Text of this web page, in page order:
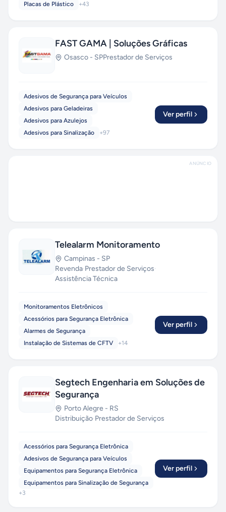
Placas de Plástico
+43
FAST GAMA | Soluções Gráficas
Osasco - SPPrestador de Serviços
Adesivos de Segurança para Veículos
Adesivos para Geladeiras
Adesivos para Azulejos
Adesivos para Sinalização
+97
Ver perfil
ANÚNCIO
Telealarm Monitoramento
Campinas - SP
Revenda·Prestador de Serviços·
Assistência Técnica
Monitoramentos Eletrônicos
Acessórios para Segurança Eletrônica
Alarmes de Segurança
Instalação de Sistemas de CFTV
+14
Ver perfil
Segtech Engenharia em Soluções de
Segurança
Porto Alegre - RS
Distribuição·Prestador de Serviços
Acessórios para Segurança Eletrônica
Adesivos de Segurança para Veículos
Equipamentos para Segurança Eletrônica
Equipamentos para Sinalização de Segurança
+3
Ver perfil